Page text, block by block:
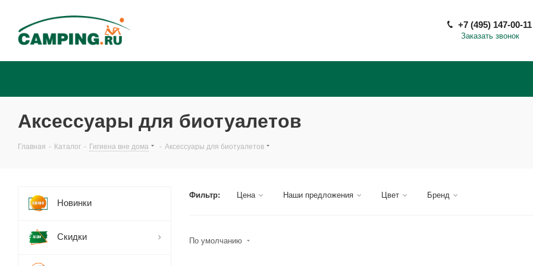
+7 (495) 147-00-11
Заказать звонок
Аксессуары для биотуалетов
Главная - Каталог - Гигиена вне дома - Аксессуары для биотуалетов
Фильтр: Цена Наши предложения Цвет Бренд
По умолчанию
Новинки
Скидки